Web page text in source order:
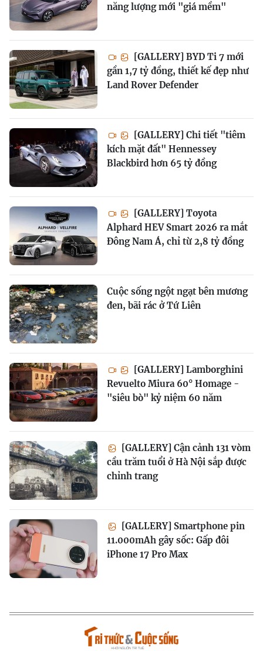
năng lượng mới "giá mềm"
[GALLERY] BYD Ti 7 mới
gần 1,7 tỷ đồng, thiết kế đẹp như
Land Rover Defender
[GALLERY] Chi tiết "tiêm
kích mặt đất" Hennessey
Blackbird hơn 65 tỷ đồng
[GALLERY] Toyota
Alphard HEV Smart 2026 ra mắt
Đông Nam Á, chỉ từ 2,8 tỷ đồng
Cuộc sống ngột ngạt bên mương
đen, bãi rác ở Tứ Liên
[GALLERY] Lamborghini
Revuelto Miura 60° Homage -
"siêu bò" kỷ niệm 60 năm
[GALLERY] Cận cảnh 131 vòm
cầu trăm tuổi ở Hà Nội sắp được
chỉnh trang
[GALLERY] Smartphone pin
11.000mAh gây sốc: Gấp đôi
iPhone 17 Pro Max